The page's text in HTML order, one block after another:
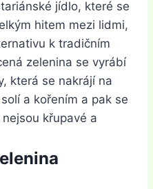
jídlo, které se
hitem mezi lidmi,
k tradičním
zelenina se vyrábí
která se nakrájí na
a kořením a pak se
křupavé a